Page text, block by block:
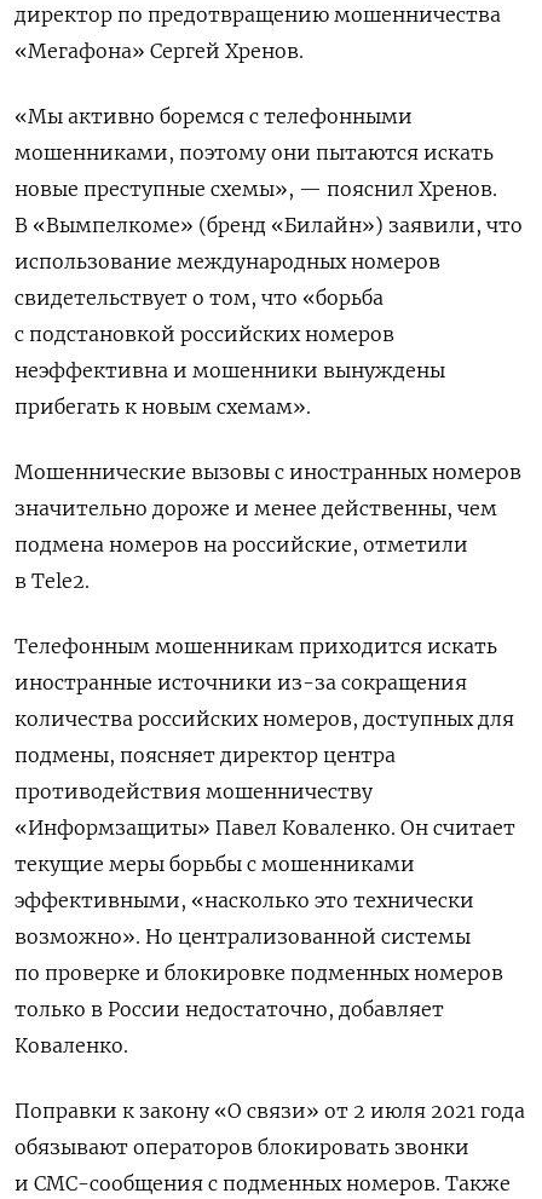
директор по предотвращению мошенничества
«Мегафона» Сергей Хренов.
«Мы активно боремся с телефонными
мошенниками, поэтому они пытаются искать
новые преступные схемы», — пояснил Хренов.
В «Вымпелкоме» (бренд «Билайн») заявили, что
использование международных номеров
свидетельствует о том, что «борьба
с подстановкой российских номеров
неэффективна и мошенники вынуждены
прибегать к новым схемам».
Мошеннические вызовы с иностранных номеров
значительно дороже и менее действенны, чем
подмена номеров на российские, отметили
в Tele2.
Телефонным мошенникам приходится искать
иностранные источники из-за сокращения
количества российских номеров, доступных для
подмены, поясняет директор центра
противодействия мошенничеству
«Информзащиты» Павел Коваленко. Он считает
текущие меры борьбы с мошенниками
эффективными, «насколько это технически
возможно». Но централизованной системы
по проверке и блокировке подменных номеров
только в России недостаточно, добавляет
Коваленко.
Поправки к закону «О связи» от 2 июля 2021 года
обязывают операторов блокировать звонки
и СМС-сообщения с подменных номеров. Также